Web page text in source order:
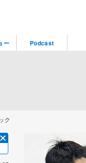
ク
ー Podcast